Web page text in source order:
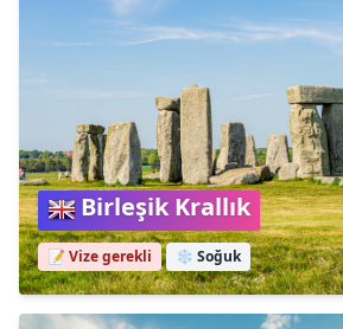
Birleşik Krallık
📝 Vize gerekli ❄️ Soğuk